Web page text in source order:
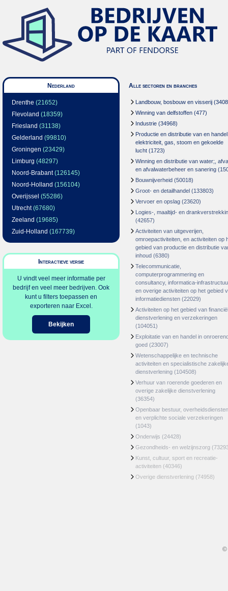
Nederland
Drenthe (21652)
Flevoland (18359)
Friesland (31138)
Gelderland (99810)
Groningen (23429)
Limburg (48297)
Noord-Brabant(126145)
Noord-Holland (156104)
Overijssel (55286)
Utrecht(67680)
Zeeland (19685)
Zuid-Holland (167739)
Interactieve versie
U vindt veel meer informatie per
bedrijf en veel meer bedrijven. Ook
kunt u filters toepassen en
exporteren naar Excel.
Bekijken
Alle sectoren en branches
Landbouw, bosbouw en visserij
Winning van delfstoffen (477)
Industrie (34968)
Productie en distributie van en
elektriciteit, gas, stoom en gekoelde
lucht (1723)
Winning en distributie van water;,
en afvalwaterbeheer en sanering
Bouwnijverheid (50018)
Groot- en detailhandel (133803)
Vervoer en opslag (23620)
Logies-, maaltijd- en
(42657)
Activiteiten van uitgeverijen,
omroepactiviteiten, en activiteiten op
gebied van productie en distributie
inhoud (6380)
Telecommunicatie,
computerprogrammering en
consultancy, informatica-
en overige activiteiten op het gebied
informatiediensten (22029)
Activiteiten op het gebied van
dienstverlening en verzekeringen
(104051)
Exploitatie van en handel in
goed (23007)
Wetenschappelijke en technische
activiteiten en specialistische
dienstverlening (104508)
Verhuur van roerende goederen en
overige zakelijke dienstverlening
(36354)
Openbaar bestuur, overheidsdiensten
en verplichte sociale verzekeringen
(1043)
Onderwijs (24428)
Gezondheids- en welzijnszorg
Kunst, cultuur, sport en recreatie-
activiteiten (40346)
Overige dienstverlening (74958)
©